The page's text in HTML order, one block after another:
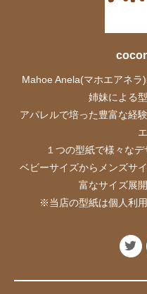
Mahoe Anela(マホエアネ
姉妹による
アパレルで培った豊富な経
１つの型紙で様々な
ベビーサイズからメンズサ
富なサイズ展
※当店の型紙は個人利